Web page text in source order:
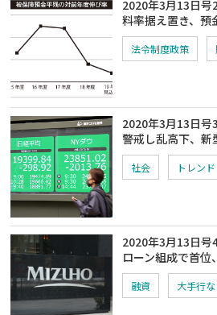
2020年3月13日
料率据え置き、預
法令制度政策
2020年3月13日
警戒し乱高下、新
社会 トレンド
2020年3月13日
ローン組成で首位
融資 大手行